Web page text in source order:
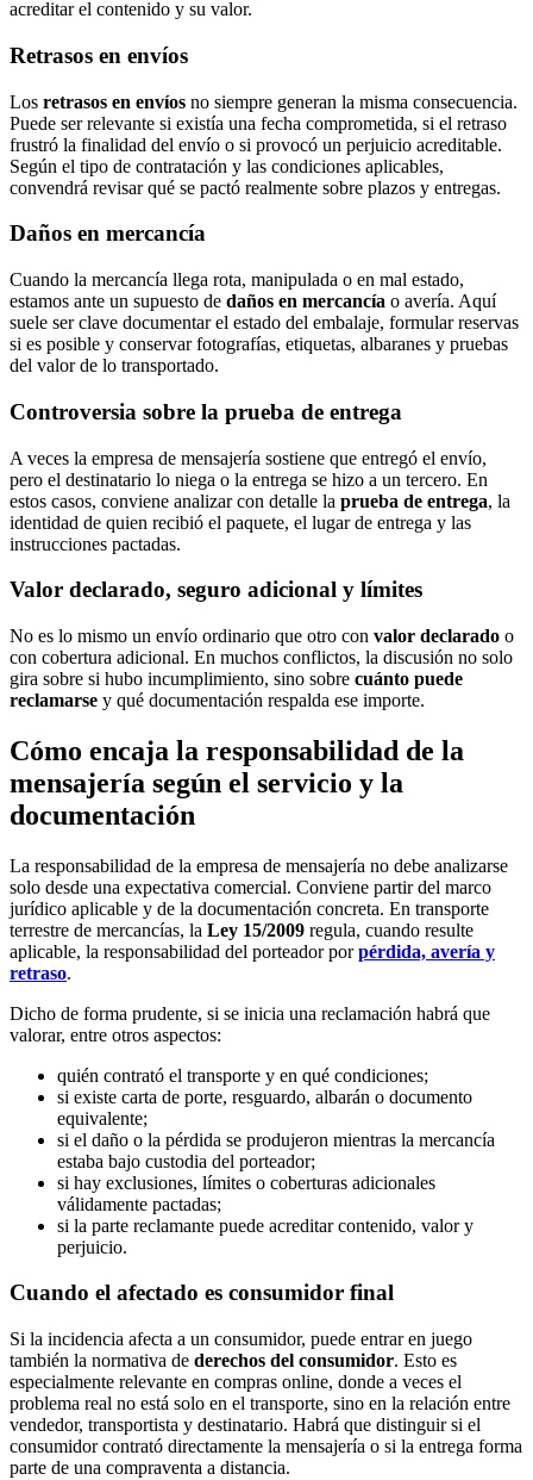
acreditar el contenido y su valor.
Retrasos en envíos
Los retrasos en envíos no siempre generan la misma consecuencia.
Puede ser relevante si existía una fecha comprometida, si el retraso
frustró la finalidad del envío o si provocó un perjuicio acreditable.
Según el tipo de contratación y las condiciones aplicables,
convendrá revisar qué se pactó realmente sobre plazos y entregas.
Daños en mercancía
Cuando la mercancía llega rota, manipulada o en mal estado,
estamos ante un supuesto de daños en mercancía o avería. Aquí
suele ser clave documentar el estado del embalaje, formular reservas
si es posible y conservar fotografías, etiquetas, albaranes y pruebas
del valor de lo transportado.
Controversia sobre la prueba de entrega
A veces la empresa de mensajería sostiene que entregó el envío,
pero el destinatario lo niega o la entrega se hizo a un tercero. En
estos casos, conviene analizar con detalle la prueba de entrega, la
identidad de quien recibió el paquete, el lugar de entrega y las
instrucciones pactadas.
Valor declarado, seguro adicional y límites
No es lo mismo un envío ordinario que otro con valor declarado o
con cobertura adicional. En muchos conflictos, la discusión no solo
gira sobre si hubo incumplimiento, sino sobre cuánto puede
reclamarse y qué documentación respalda ese importe.
Cómo encaja la responsabilidad de la
mensajería según el servicio y la
documentación
La responsabilidad de la empresa de mensajería no debe analizarse
solo desde una expectativa comercial. Conviene partir del marco
jurídico aplicable y de la documentación concreta. En transporte
terrestre de mercancías, la Ley 15/2009 regula, cuando resulte
aplicable, la responsabilidad del porteador porpérdida, avería y
retraso.
Dicho de forma prudente, si se inicia una reclamación habrá que
valorar, entre otros aspectos:
quién contrató el transporte y en qué condiciones;
si existe carta de porte, resguardo, albarán o documento
equivalente;
si el daño o la pérdida se produjeron mientras la mercancía
estaba bajo custodia del porteador;
si hay exclusiones, límites o coberturas adicionales
válidamente pactadas;
si la parte reclamante puede acreditar contenido, valor y
perjuicio.
Cuando el afectado es consumidor final
Si la incidencia afecta a un consumidor, puede entrar en juego
también la normativa de derechos del consumidor. Esto es
especialmente relevante en compras online, donde a veces el
problema real no está solo en el transporte, sino en la relación entre
vendedor, transportista y destinatario. Habrá que distinguir si el
consumidor contrató directamente la mensajería o si la entrega forma
parte de una compraventa a distancia.